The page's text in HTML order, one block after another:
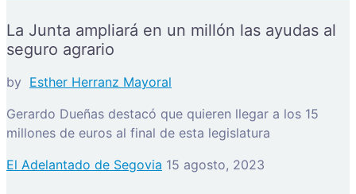
La Junta ampliará en un millón las ayudas al
seguro agrario
by Esther Herranz Mayoral
Gerardo Dueñas destacó que quieren llegar a los 15
millones de euros al final de esta legislatura
El Adelantado de Segovia 15 agosto, 2023